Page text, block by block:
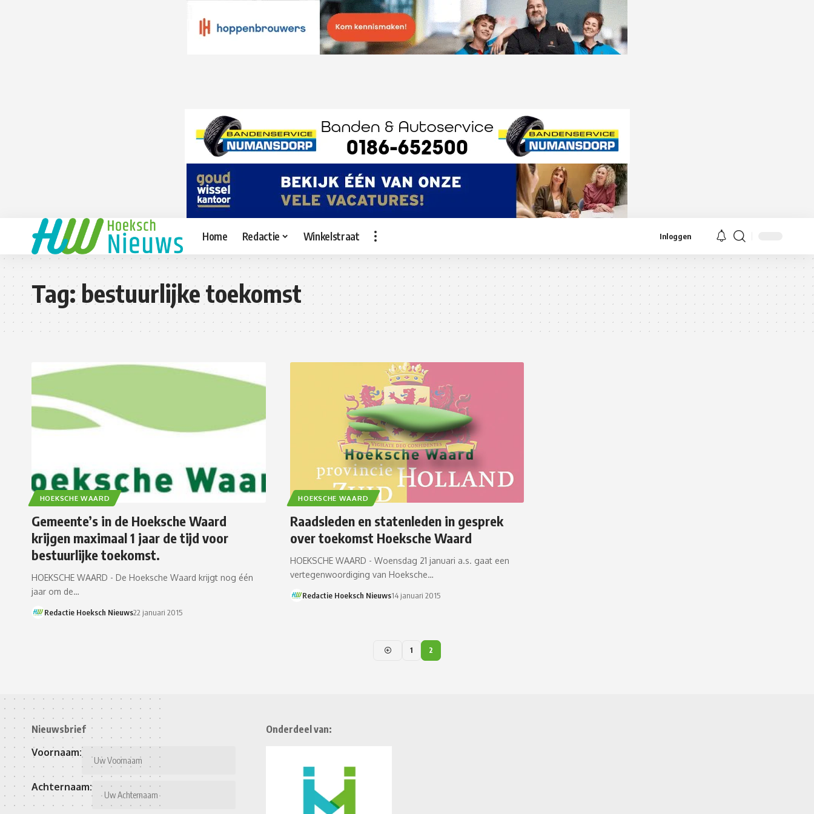
Home Redactie Winkelstraat Inloggen
Tag:bestuurlijke toekomst
HOEKSCHE WAARD
Gemeente’s in de Hoeksche Waard
krijgen maximaal 1 jaar de tijd voor
bestuurlijke toekomst.
HOEKSCHE WAARD - De Hoeksche Waard krijgt nog één
jaar om de…
Redactie Hoeksch Nieuws22 januari 2015
HOEKSCHE WAARD
Raadsleden en statenleden in gesprek
over toekomst Hoeksche Waard
HOEKSCHE WAARD - Woensdag 21 januari a.s. gaat een
vertegenwoordiging van Hoeksche…
Redactie Hoeksch Nieuws14 januari 2015
1 2
Nieuwsbrief
Voornaam:
Achternaam:
Onderdeel van: